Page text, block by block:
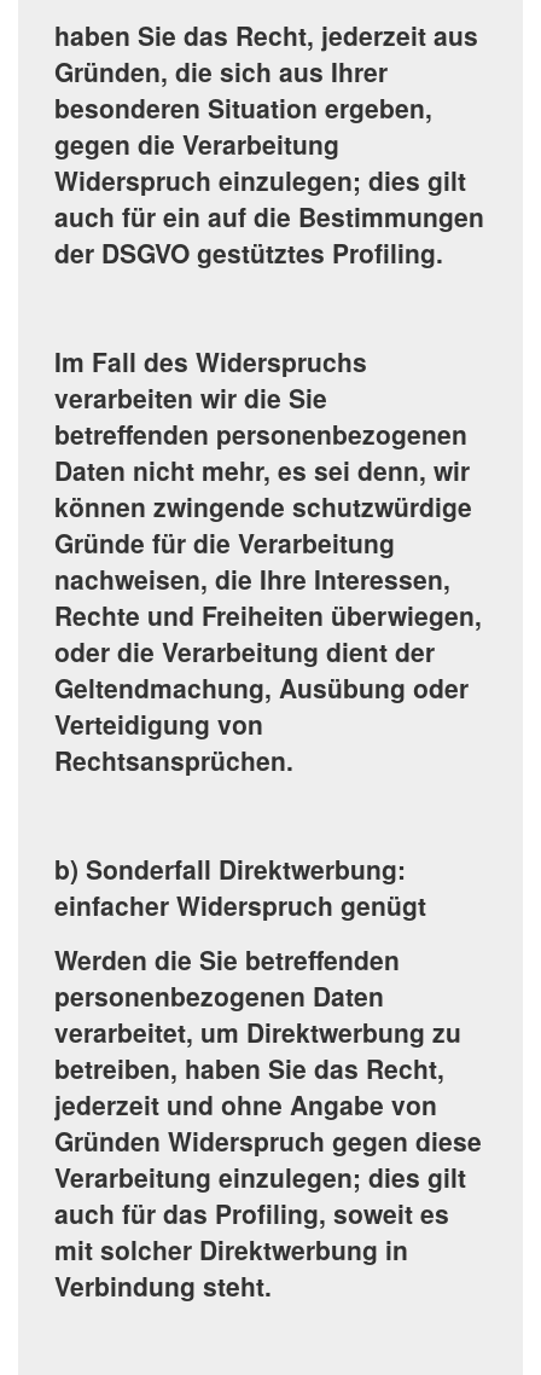
haben Sie das Recht, jederzeit aus
Gründen, die sich aus Ihrer
besonderen Situation ergeben,
gegen die Verarbeitung
Widerspruch einzulegen; dies gilt
auch für ein auf die Bestimmungen
der DSGVO gestütztes Profiling.
Im Fall des Widerspruchs
verarbeiten wir die Sie
betreffenden personenbezogenen
Daten nicht mehr, es sei denn, wir
können zwingende schutzwürdige
Gründe für die Verarbeitung
nachweisen, die Ihre Interessen,
Rechte und Freiheiten überwiegen,
oder die Verarbeitung dient der
Geltendmachung, Ausübung oder
Verteidigung von
Rechtsansprüchen.
b) Sonderfall Direktwerbung:
einfacher Widerspruch genügt
Werden die Sie betreffenden
personenbezogenen Daten
verarbeitet, um Direktwerbung zu
betreiben, haben Sie das Recht,
jederzeit und ohne Angabe von
Gründen Widerspruch gegen diese
Verarbeitung einzulegen; dies gilt
auch für das Profiling, soweit es
mit solcher Direktwerbung in
Verbindung steht.